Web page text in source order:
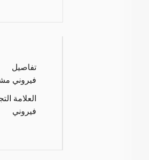
تفاصيل
فيروني
العلامة
فيروني